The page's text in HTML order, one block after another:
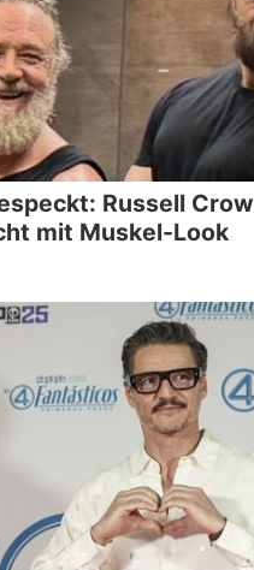
Russell
mit Muskel-Look